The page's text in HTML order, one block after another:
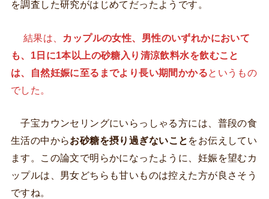
を調査した研究がはじめてだったようです。
結果は、 カップルの女性、男性のいずれかにおいて
も、1日に1本以上の砂糖入り清涼飲料水を飲むこと
は、自然妊娠に至るまでより長い期間かかるというもの
でした。
子宝カウンセリングにいらっしゃる方には、普段の食
生活の中からお砂糖を摂り過ぎないこと をお伝えしてい
ます。この論文で明らかになったように、妊娠を望むカ
ップルは、男女どちらも甘いものは控えた方が良さそう
ですね。